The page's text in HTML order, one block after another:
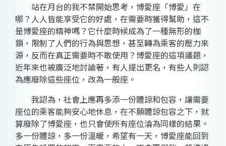
站在月台的我不禁開始思考，博愛座「博愛」在
哪？人人皆能享受它的好處，在需要時獲得幫助，這不
是博愛座的精神嗎？它什麼時候成為了一種無形的枷
鎖，限制了人們的行為與思想，甚至轉為乘客的壓力來
源，反而在真正需要時不敢使用？博愛座的這項議題，
近年來也被廣泛地討論著，有人提出更名，有些人則認
為應廢除這些座位，改為一般座。
我認為，社會上應再多添一份體諒和包容，讓需要
座位的乘客能夠安心地休息，在不願體諒包容之下，就
算廢除了博愛座，也只會使所有座位淪為同樣的結果。
多一份體諒，多一份溫暖，希望有一天，博愛座能回到